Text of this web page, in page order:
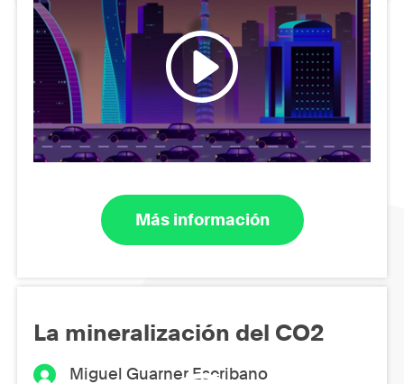
Más información
La mineralización del CO2
Miguel Guarner Escribano